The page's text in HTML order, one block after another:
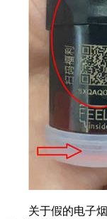
关于假的电子